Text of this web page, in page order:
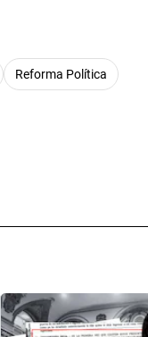
Reforma Política